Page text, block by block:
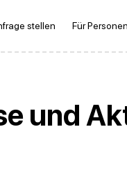
stellen Für
und